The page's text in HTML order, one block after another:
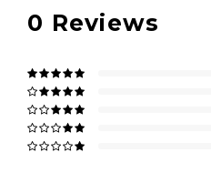
0 Reviews